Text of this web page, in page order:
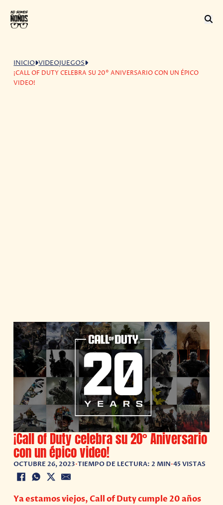
INICIO VIDEOJUEGOS
¡CALL OF DUTY CELEBRA SU 20° ANIVERSARIO CON UN ÉPICO
VIDEO!
¡Call of Duty celebra su 20° Aniversario
con un épico video!
OCTUBRE 26, 2023•TIEMPO DE LECTURA: 2 MIN•45 VISTAS
Ya estamos viejos, Call of Duty cumple 20 años